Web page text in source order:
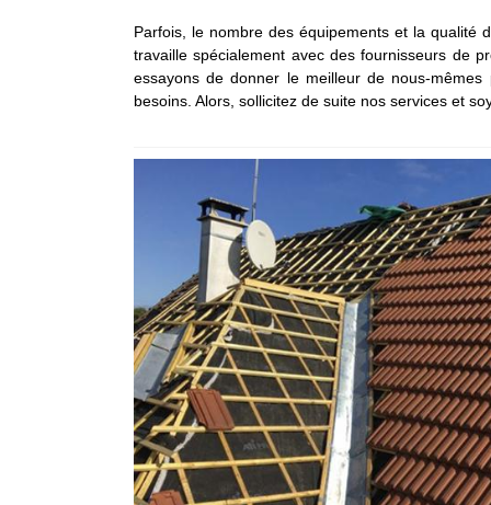
Parfois, le nombre des équipements et la qualité
travaille spécialement avec des fournisseurs de
essayons de donner le meilleur de nous-
besoins. Alors, sollicitez de suite nos services et